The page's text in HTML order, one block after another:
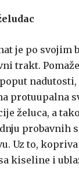
je po svojim
trakt.
protuupalna
želuca, a
probavnih
Uz to,
kiseline i